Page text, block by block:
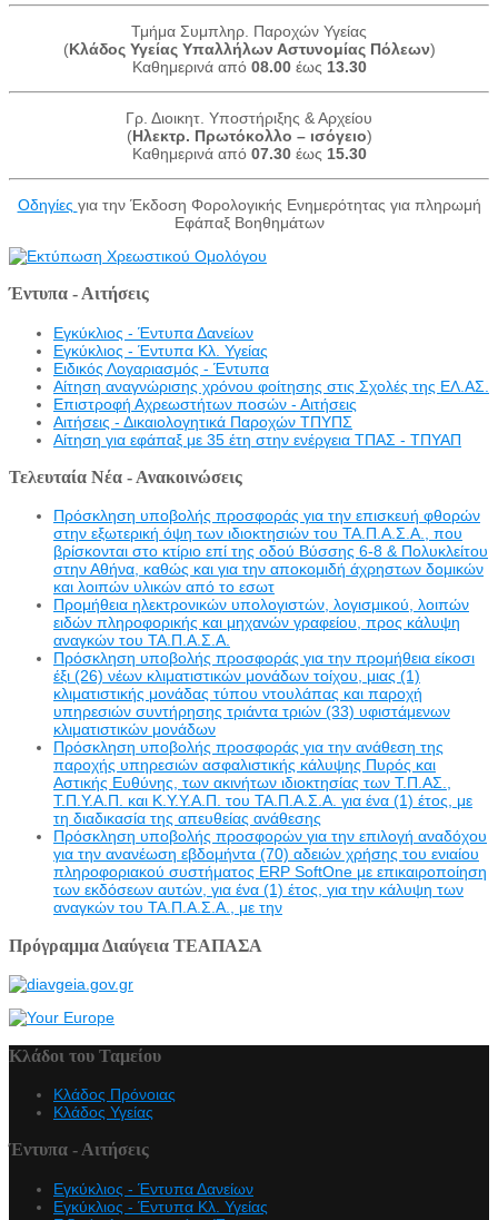
Τμήμα Συμπληρ. Παροχών Υγείας
(Κλάδος Υγείας Υπαλλήλων Αστυνομίας Πόλεων)
Καθημερινά από 08.00έως 13.30
Γρ. Διοικητ. Υποστήριξης & Αρχείου
(Ηλεκτρ. Πρωτόκολλο – ισόγειο)
Καθημερινά από 07.30έως 15.30
Οδηγίες για την Έκδοση Φορολογικής Ενημερότητας για πληρωμή
Εφάπαξ Βοηθημάτων
Έντυπα - Αιτήσεις
Εγκύκλιος - Έντυπα Δανείων
Εγκύκλιος - Έντυπα Κλ. Υγείας
Eιδικός Λογαριασμός - Έντυπα
Αίτηση αναγνώρισης χρόνου φοίτησης στις Σχολές της ΕΛ.ΑΣ.
Επιστροφή Αχρεωστήτων ποσών - Αιτήσεις
Αιτήσεις - Δικαιολογητικά Παροχών ΤΠΥΠΣ
Αίτηση για εφάπαξ με 35 έτη στην ενέργεια ΤΠΑΣ - ΤΠΥΑΠ
Τελευταία Νέα - Ανακοινώσεις
Πρόσκληση υποβολής προσφοράς για την επισκευή φθορών
στην εξωτερική όψη των ιδιοκτησιών του ΤΑ.Π.Α.Σ.Α., που
βρίσκονται στο κτίριο επί της οδού Βύσσης 6-8 & Πολυκλείτου
στην Αθήνα, καθώς και για την αποκομιδή άχρηστων δομικών
και λοιπών υλικών από το εσωτ
Προμήθεια ηλεκτρονικών υπολογιστών, λογισμικού, λοιπών
ειδών πληροφορικής και μηχανών γραφείου, προς κάλυψη
αναγκών του ΤΑ.Π.Α.Σ.Α.
Πρόσκληση υποβολής προσφοράς για την προμήθεια είκοσι
έξι (26) νέων κλιματιστικών μονάδων τοίχου, μιας (1)
κλιματιστικής μονάδας τύπου ντουλάπας και παροχή
υπηρεσιών συντήρησης τριάντα τριών (33) υφιστάμενων
κλιματιστικών μονάδων
Πρόσκληση υποβολής προσφοράς για την ανάθεση της
παροχής υπηρεσιών ασφαλιστικής κάλυψης Πυρός και
Αστικής Ευθύνης, των ακινήτων ιδιοκτησίας των Τ.Π.ΑΣ.,
Τ.Π.Υ.Α.Π. και Κ.Υ.Υ.Α.Π. του ΤΑ.Π.Α.Σ.Α. για ένα (1) έτος, με
τη διαδικασία της απευθείας ανάθεσης
Πρόσκληση υποβολής προσφορών για την επιλογή αναδόχου
για την ανανέωση εβδομήντα (70) αδειών χρήσης του ενιαίου
πληροφοριακού συστήματος ERP SoftOne με επικαιροποίηση
των εκδόσεων αυτών, για ένα (1) έτος, για την κάλυψη των
αναγκών του ΤΑ.Π.Α.Σ.Α., με την
Πρόγραμμα Διαύγεια ΤΕΑΠΑΣΑ
Κλάδοι του Ταμείου
Κλάδος Πρόνοιας
Κλάδος Υγείας
Έντυπα - Αιτήσεις
Εγκύκλιος - Έντυπα Δανείων
Εγκύκλιος - Έντυπα Κλ. Υγείας